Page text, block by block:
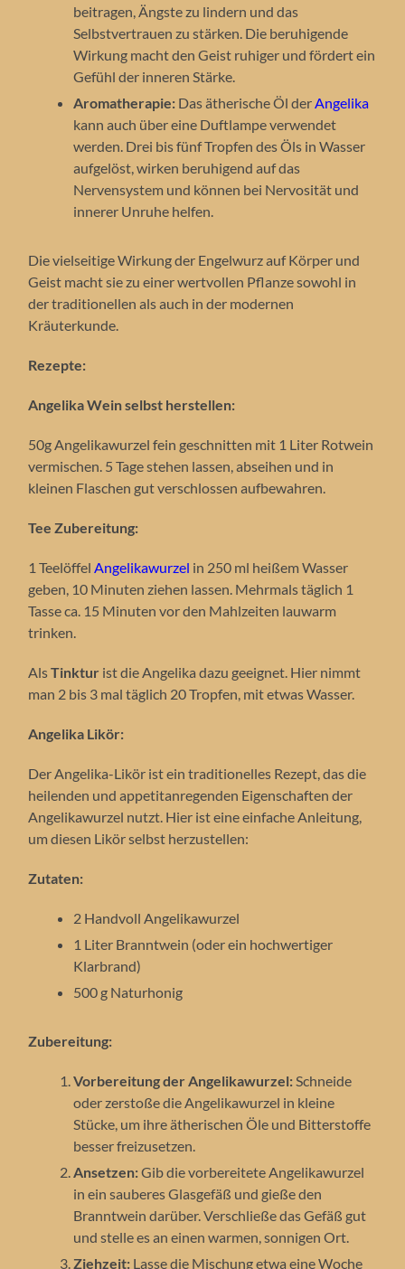
beitragen, Ängste zu lindern und das
Selbstvertrauen zu stärken. Die beruhigende
Wirkung macht den Geist ruhiger und fördert ein
Gefühl der inneren Stärke.
Aromatherapie: Das ätherische Öl derAngelika
kann auch über eine Duftlampe verwendet
werden. Drei bis fünf Tropfen des Öls in Wasser
aufgelöst, wirken beruhigend auf das
Nervensystem und können bei Nervosität und
innerer Unruhe helfen.
Die vielseitige Wirkung der Engelwurz auf Körper und
Geist macht sie zu einer wertvollen Pflanze sowohl in
der traditionellen als auch in der modernen
Kräuterkunde.
Rezepte:
Angelika Wein selbst herstellen:
50g Angelikawurzel fein geschnitten mit 1 Liter Rotwein
vermischen. 5 Tage stehen lassen, abseihen und in
kleinen Flaschen gut verschlossen aufbewahren.
Tee Zubereitung:
1 TeelöffelAngelikawurzel in 250 ml heißem Wasser
geben, 10 Minuten ziehen lassen. Mehrmals täglich 1
Tasse ca. 15 Minuten vor den Mahlzeiten lauwarm
trinken.
AlsTinktur ist die Angelika dazu geeignet. Hier nimmt
man 2 bis 3 mal täglich 20 Tropfen, mit etwas Wasser.
Angelika Likör:
Der Angelika-Likör ist ein traditionelles Rezept, das die
heilenden und appetitanregenden Eigenschaften der
Angelikawurzel nutzt. Hier ist eine einfache Anleitung,
um diesen Likör selbst herzustellen:
Zutaten:
2 Handvoll Angelikawurzel
1 Liter Branntwein (oder ein hochwertiger
Klarbrand)
500 g Naturhonig
Zubereitung:
Vorbereitung der Angelikawurzel:Schneide
oder zerstoße die Angelikawurzel in kleine
Stücke, um ihre ätherischen Öle und Bitterstoffe
besser freizusetzen.
Ansetzen:Gib die vorbereitete Angelikawurzel
in ein sauberes Glasgefäß und gieße den
Branntwein darüber. Verschließe das Gefäß gut
und stelle es an einen warmen, sonnigen Ort.
Ziehzeit: Lasse die Mischung etwa eine Woche